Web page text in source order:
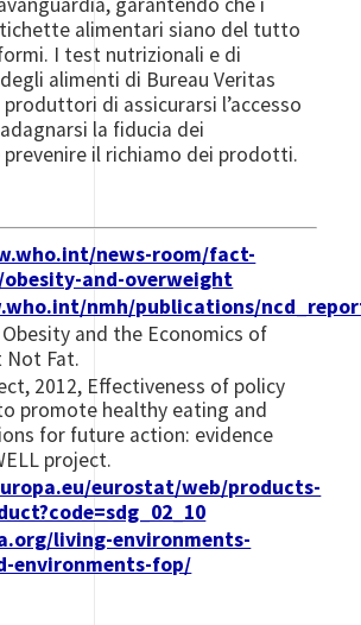
alimentari siano del tutto
I test nutrizionali e di
alimenti di Bureau Veritas
di assicurarsi l’accesso
la fiducia dei
il richiamo dei prodotti.
news-room/fact-
and-overweight
nmh/publications/
Obesity and the Economics of
Not Fat.
2012, Effectiveness of policy
promote healthy eating and
for future action: evidence
project.
eurostat/web/products-
living-environments-
environments-fop/